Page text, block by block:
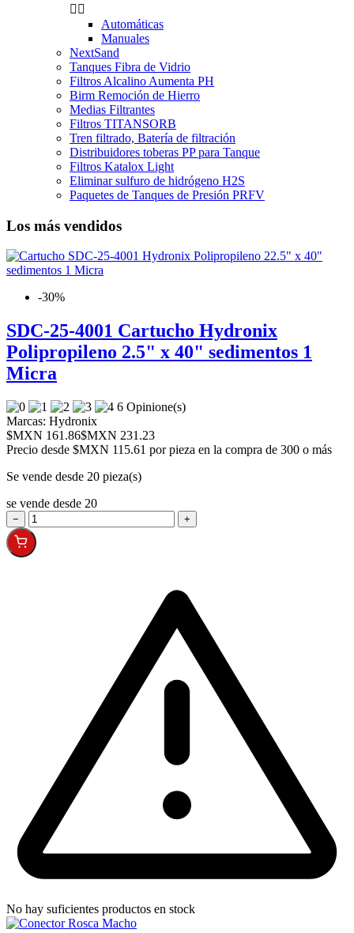
 
Automáticas
Manuales
NextSand
Tanques Fibra de Vidrio
Filtros Alcalino Aumenta PH
Birm Remoción de Hierro
Medias Filtrantes
Filtros TITANSORB
Tren filtrado, Batería de filtración
Distribuidores toberas PP para Tanque
Filtros Katalox Light
Eliminar sulfuro de hidrógeno H2S
Paquetes de Tanques de Presión PRFV
Los más vendidos
-30%
SDC-25-4001 Cartucho Hydronix
Polipropileno 2.5" x 40" sedimentos 1
Micra
6 Opinione(s)
Marcas: Hydronix
$MXN 161.86$MXN 231.23
Precio desde $MXN 115.61 por pieza en la compra de 300 o más
Se vende desde 20 pieza(s)
se vende desde 20
− +
No hay suficientes productos en stock